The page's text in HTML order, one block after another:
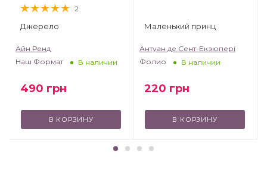
2
Джерело
Айн Ренд
Наш Формат
В наличии
490 грн
В КОРЗИНУ
Маленький принц
Антуан де Сент-Екзюпері
Фолио
В наличии
220 грн
В КОРЗИНУ